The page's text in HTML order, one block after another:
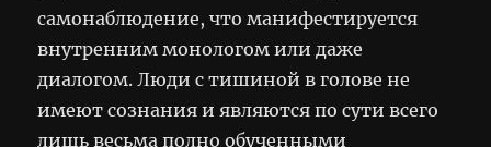
самонаблюдение, что манифестируется
внутренним монологом или даже
диалогом. Люди с тишиной в голове не
имеют сознания и являются по сути всего
лишь весьма полно обученными